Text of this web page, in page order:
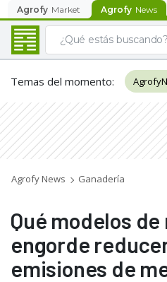
Agrofy Market Agrofy News
Temas del momento:
Agrofy News Ganadería
Qué modelos
engorde
emisiones de